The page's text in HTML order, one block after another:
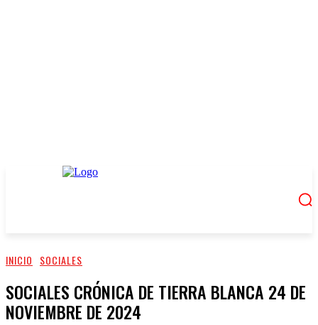
INICIO SOCIALES
SOCIALES CRÓNICA DE TIERRA BLANCA 24 DE
NOVIEMBRE DE 2024